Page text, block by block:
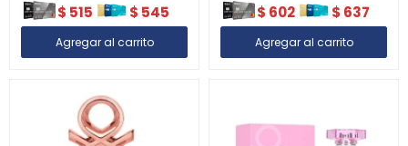
$ 515 $ 545 $ 602 $ 637